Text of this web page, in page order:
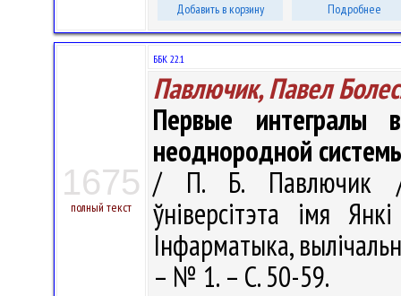
Добавить в корзину Подробнее
1675
полный текст
ББК 22.1
Павлючик, Павел
Первые интегралы
неоднородной
/ П. Б. Павлючик //
ўніверсітэта імя
Інфарматыка,
– № 1. – С. 50-59.